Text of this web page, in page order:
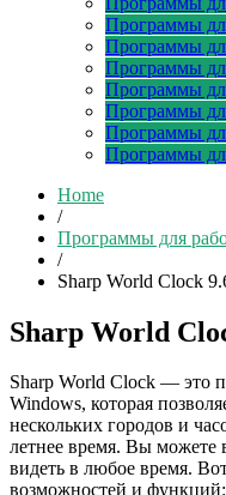
Программы
Программы
Программы
Программы
Программы
Программы
Программы
Home
/
Программы для
/
Sharp World Clock
Sharp World
Sharp World Clock — это
Windows, которая
нескольких городов и
летнее время. Вы можете
видеть в любое время.
возможностей и функций: